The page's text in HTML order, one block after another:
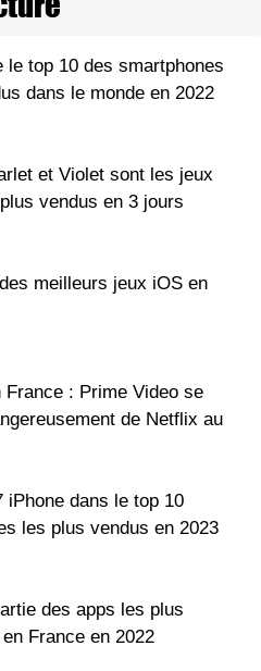
le top 10 des smartphones
dans le monde en 2022
et Violet sont les jeux
vendus en 3 jours
meilleurs jeux iOS en
France : Prime Video se
de Netflix au
iPhone dans le top 10
les plus vendus en 2023
des apps les plus
France en 2022